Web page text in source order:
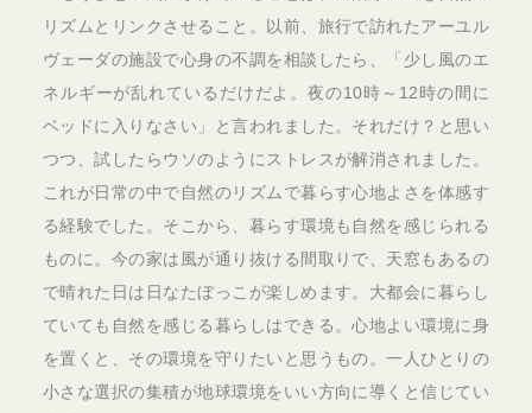
リズムとリンクさせること。以前、旅行で訪れたアーユル
ヴェーダの施設で心身の不調を相談したら、「少し風のエ
ネルギーが乱れているだけだよ。夜の10時～12時の間に
ベッドに入りなさい」と言われました。それだけ？と思い
つつ、試したらウソのようにストレスが解消されました。
これが日常の中で自然のリズムで暮らす心地よさを体感す
る経験でした。そこから、暮らす環境も自然を感じられる
ものに。今の家は風が通り抜ける間取りで、天窓もあるの
で晴れた日は日なたぼっこが楽しめます。大都会に暮らし
ていても自然を感じる暮らしはできる。心地よい環境に身
を置くと、その環境を守りたいと思うもの。一人ひとりの
小さな選択の集積が地球環境をいい方向に導くと信じてい